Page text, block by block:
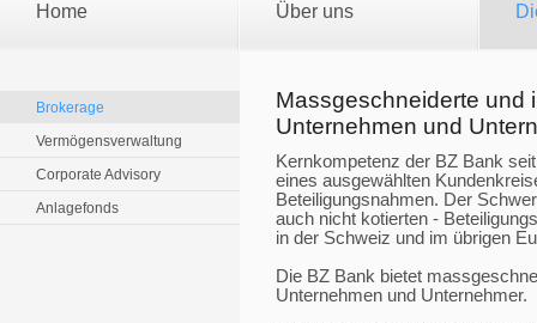
Home Über uns
Brokerage
Vermögensverwaltung
Corporate Advisory
Anlagefonds
Massgeschneiderte und
Unternehmen und
Kernkompetenz der BZ Bank
eines ausgewählten
Beteiligungsnahmen. Der
auch nicht kotierten -
in der Schweiz und im übrigen
Die BZ Bank bietet
Unternehmen und Unternehmer.